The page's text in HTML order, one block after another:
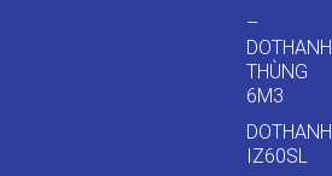
–
DOTHANH
THÙNG
6M3
DOTHANH
IZ60SL